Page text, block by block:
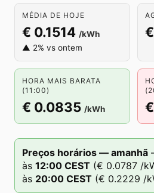
MÉDIA DE HOJE
€ 0.1514 /kWh
▲ 2% vs ontem
HORA MAIS BARATA
(11:00)
€ 0.0835 /kWh
Preços horários — amanhã
às 12:00 CEST (€ 0.0787 /
às 20:00 CEST (€ 0.2229 /